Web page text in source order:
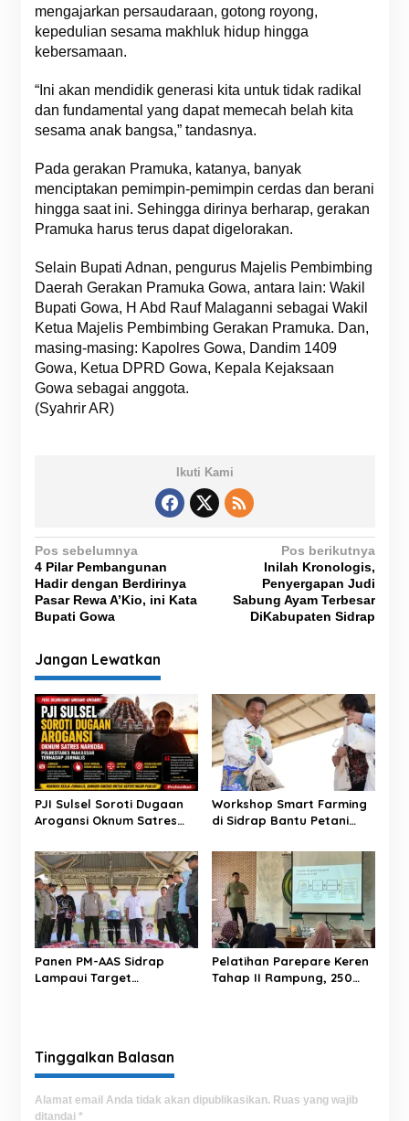
mengajarkan persaudaraan, gotong royong,
kepedulian sesama makhluk hidup hingga
kebersamaan.
“Ini akan mendidik generasi kita untuk tidak radikal
dan fundamental yang dapat memecah belah kita
sesama anak bangsa,” tandasnya.
Pada gerakan Pramuka, katanya, banyak
menciptakan pemimpin-pemimpin cerdas dan berani
hingga saat ini. Sehingga dirinya berharap, gerakan
Pramuka harus terus dapat digelorakan.
Selain Bupati Adnan, pengurus Majelis Pembimbing
Daerah Gerakan Pramuka Gowa, antara lain: Wakil
Bupati Gowa, H Abd Rauf Malaganni sebagai Wakil
Ketua Majelis Pembimbing Gerakan Pramuka. Dan,
masing-masing: Kapolres Gowa, Dandim 1409
Gowa, Ketua DPRD Gowa, Kepala Kejaksaan
Gowa sebagai anggota.
(Syahrir AR)
Ikuti Kami
N
a
v
i
g
a
s
i
p
o
s
Pos sebelumnya
4 Pilar Pembangunan
Hadir dengan Berdirinya
Pasar Rewa A’Kio, ini Kata
Bupati Gowa
Pos berikutnya
Inilah Kronologis,
Penyergapan Judi
Sabung Ayam Terbesar
DiKabupaten Sidrap
Jangan Lewatkan
PJI Sulsel Soroti Dugaan
Arogansi Oknum Satres
Makassar terhadap
Jurnalis Saat Peliputan
Workshop Smart Farming
di Sidrap Bantu Petani
Pertanian Modern
Panen PM-AAS Sidrap
Lampaui Target
Pelatihan Parepare Keren
Tahap II Rampung, 250
Tinggalkan Balasan
Alamat email Anda tidak akan dipublikasikan. Ruas yang wajib
ditandai *